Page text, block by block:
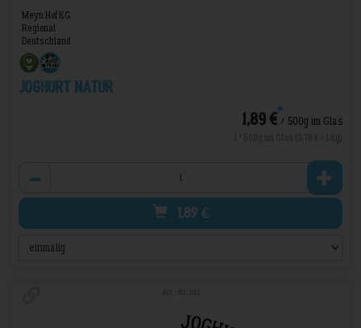
Meyn Hof KG
Regional
Deutschland
Joghurt Natur
1,89 €*/ 500g im Glas
1,89 €